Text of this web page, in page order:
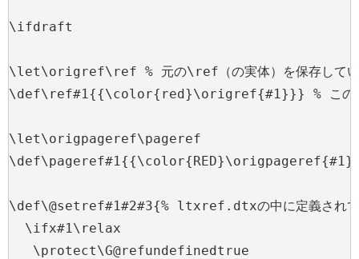
\ifdraft
\let\origref\ref % 元の\ref（の実体）を保存してい
\def\ref#1{{\color{red}\origref{#1}}} % この中
\let\origpageref\pageref
\def\@setref#1#2#3{% ltxref.dtxの中に定義されて
  \ifx#1\relax
   \protect\G@refundefinedtrue